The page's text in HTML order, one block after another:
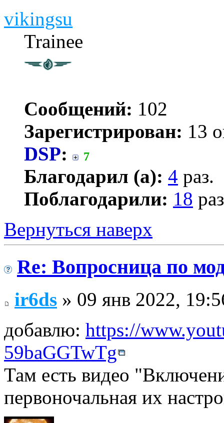
vikingsu
Trainee
Сообщений: 102
Зарегистрирован: 13
DSP: 7
Благодарил (а): 4 раз.
Поблагодарили: 18
Вернуться наверх
Re: Вопросница по
ir6ds » 09 янв 2022,
добавлю: https://
59baGGTwTg
Там есть видео
первоночальная их